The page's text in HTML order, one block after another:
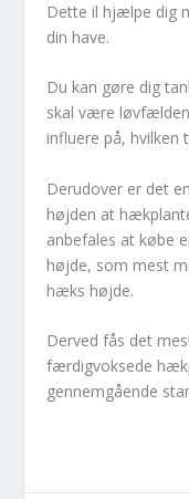
Dette il hjælpe dig
din have.
Du kan gøre dig
skal være
influere på, hvilken
Derudover er det
højden at
anbefales at købe
højde, som mest
hæks højde.
Derved fås det
færdigvoksede
gennemgående